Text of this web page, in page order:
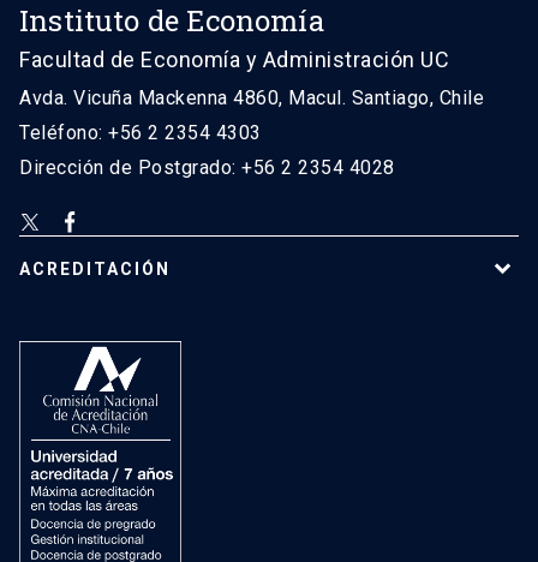
Instituto de Economía
Facultad de Economía y Administración UC
Avda. Vicuña Mackenna 4860, Macul. Santiago, Chile
Teléfono: +56 2 2354 4303
Dirección de Postgrado: +56 2 2354 4028
ACREDITACIÓN